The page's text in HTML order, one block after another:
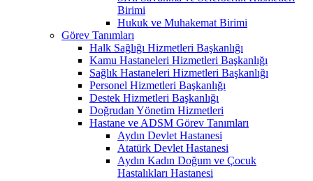
Birimi
Hukuk ve Muhakemat Birimi
Görev Tanımları
Halk Sağlığı Hizmetleri Başkanlığı
Kamu Hastaneleri Hizmetleri Başkanlığı
Sağlık Hastaneleri Hizmetleri Başkanlığı
Personel Hizmetleri Başkanlığı
Destek Hizmetleri Başkanlığı
Doğrudan Yönetim Hizmetleri
Hastane ve ADSM Görev Tanımları
Aydın Devlet Hastanesi
Atatürk Devlet Hastanesi
Aydın Kadın Doğum ve Çocuk
Hastalıkları Hastanesi